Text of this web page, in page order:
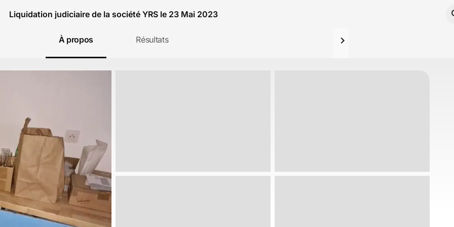
Liquidation judiciaire de la société YRS le 23 Mai 2023
À propos Résultats